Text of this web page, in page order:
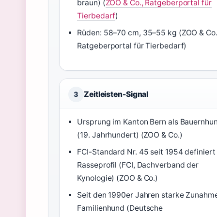
braun) (ZOO & Co., Ratgeberportal für
Tierbedarf)
Rüden: 58–70 cm, 35–55 kg (ZOO &
Ratgeberportal für Tierbedarf)
3 Zeitleisten-Signal
Ursprung im Kanton Bern als
(19. Jahrhundert) (ZOO & Co.)
FCI-Standard Nr. 45 seit 1954 definiert
Rasseprofil (FCI, Dachverband der
Kynologie) (ZOO & Co.)
Seit den 1990er Jahren starke
Familienhund (Deutsche